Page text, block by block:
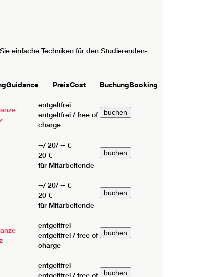
einfache Techniken für den Studierenden-
Guidance PreisCost BuchungBooking
entgeltfrei
entgeltfrei / free of
charge
--/ 20/ -- €
20 €
für Mitarbeitende
--/ 20/ -- €
20 €
für Mitarbeitende
entgeltfrei
entgeltfrei / free of
charge
entgeltfrei